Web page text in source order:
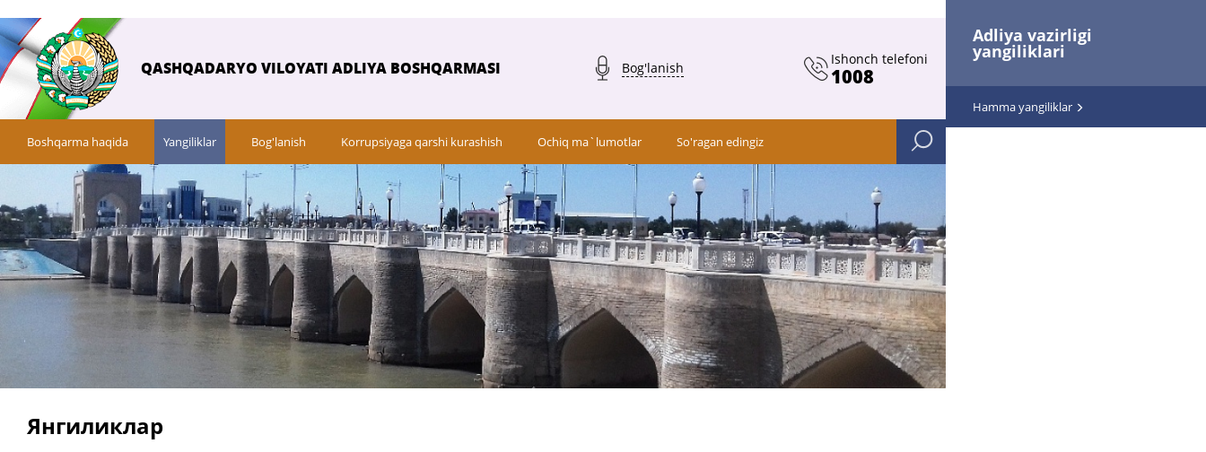
Adliya vazirligi
yangiliklari
Hamma yangiliklar
QASHQADARYO VILOYATI ADLIYA BOSHQARMASI Bog'lanish
Ishonch telefoni
1008
Boshqarma haqida Yangiliklar Bog'lanish Korrupsiyaga qarshi kurashish Ochiq ma`lumotlar So'ragan edingiz
Янгиликлар